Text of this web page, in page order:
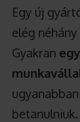
Egy új
elég
Gyakran